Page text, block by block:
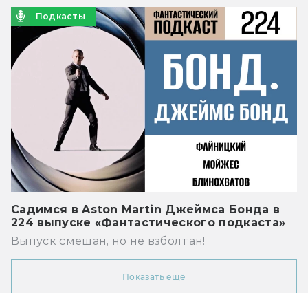
Подкасты
Садимся в Aston Martin Джеймса Бонда в
224 выпуске «Фантастического подкаста»
Выпуск смешан, но не взболтан!
Показать ещё